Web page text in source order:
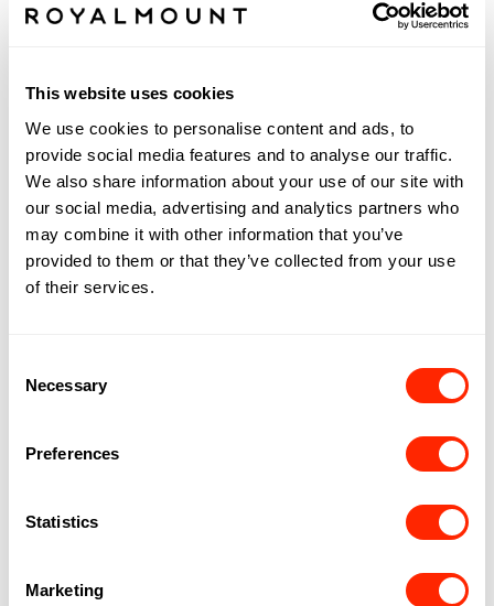
This website uses cookies
We use cookies to personalise content and ads, to
provide social media features and to analyse our traffic.
We also share information about your use of our site with
our social media, advertising and analytics partners who
may combine it with other information that you’ve
provided to them or that they’ve collected from your use
of their services.
Selection
Necessary
Preferences
Statistics
Marketing